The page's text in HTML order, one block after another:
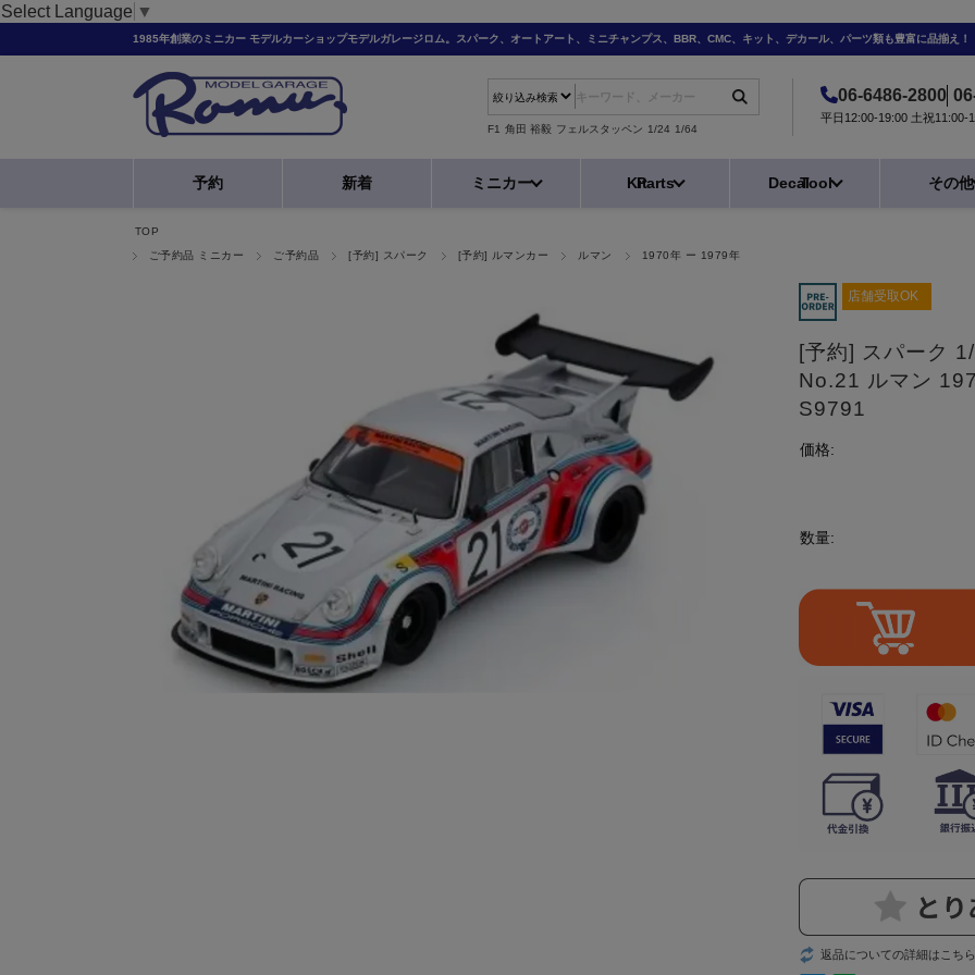
Select Language ▼
1985年創業のミニカー モデルカーショップモデルガレージロム。スパーク、オートアート、ミニチャンプス、BBR、CMC、キット、デカール、パーツ類も豊富に品揃え！
F1 角田 裕毅 フェルスタッペン 1/24 1/64
06-6486-2800
平日12:00-19:00 土祝11:00-
予約 新着 ミニカー KitParts DecalTool その他
TOP
ご予約品 ミニカー
ご予約品 [予約] スパーク [予約] ルマンカー ルマン 1970年 ー 1979年
店舗受取OK
[予約] スパーク
No.21 ルマン
S9791
価格:
数量:
返品についての詳細はこちら